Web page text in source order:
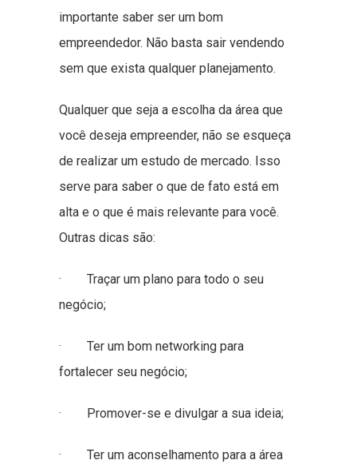
importante saber ser um bom
empreendedor. Não basta sair vendendo
sem que exista qualquer planejamento.
Qualquer que seja a escolha da área que
você deseja empreender, não se esqueça
de realizar um estudo de mercado. Isso
serve para saber o que de fato está em
alta e o que é mais relevante para você.
Outras dicas são:
· Traçar um plano para todo o seu
negócio;
· Ter um bom networking para
fortalecer seu negócio;
· Promover-se e divulgar a sua ideia;
· Ter um aconselhamento para a área